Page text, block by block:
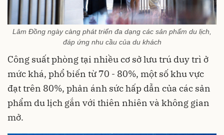
Lâm Đồng ngày càng phát triển đa dạng các sản phẩm du lịch,
đáp ứng nhu cầu của du khách
Công suất phòng tại nhiều cơ sở lưu trú duy trì ở
mức khá, phổ biến từ 70 - 80%, một số khu vực
đạt trên 80%, phản ánh sức hấp dẫn của các sản
phẩm du lịch gắn với thiên nhiên và không gian
mở.